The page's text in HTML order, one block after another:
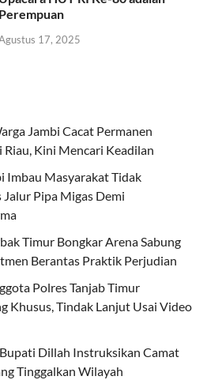
Perempuan
17, 2025
Jambi Cacat Permanen
Riau, Kini Mencari Keadilan
Imbau Masyarakat Tidak
Pipa Migas Demi
Timur Bongkar Arena Sabung
Berantas Praktik Perjudian
Polres Tanjab Timur
Khusus, Tindak Lanjut Usai Video
Dillah Instruksikan Camat
Tinggalkan Wilayah